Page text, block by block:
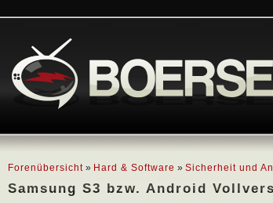
Forenübersicht » Hard & Software » Sicherheit und
Samsung S3 bzw. Android